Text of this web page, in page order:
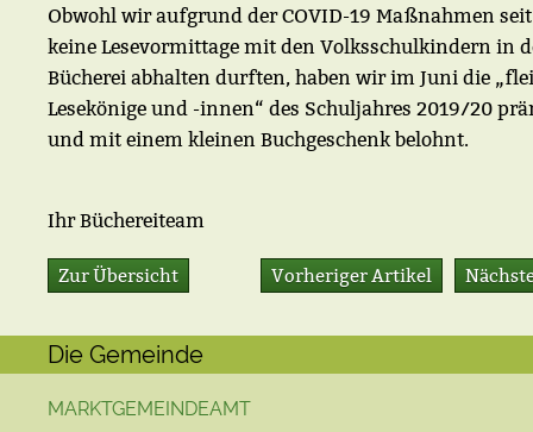
Obwohl wir aufgrund der COVID-19 Maßnahmen
keine Lesevormittage mit den Volksschulkindern in
Bücherei abhalten durften, haben wir im Juni die
Lesekönige und -innen“ des Schuljahres 2019/20
und mit einem kleinen Buchgeschenk belohnt.
Ihr Büchereiteam
Vorheriger Artikel
Zur Übersicht
Die Gemeinde
MARKTGEMEINDEAMT